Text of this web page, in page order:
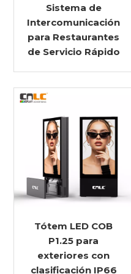
Sistema de
Intercomunicación
para Restaurantes
de Servicio Rápido
Tótem LED COB
P1.25 para
exteriores con
clasificación IP66